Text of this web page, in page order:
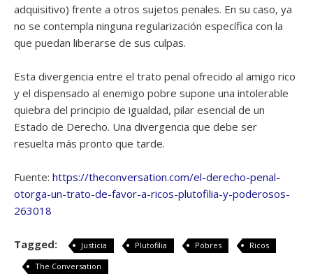
adquisitivo) frente a otros sujetos penales. En su caso, ya
no se contempla ninguna regularización específica con la
que puedan liberarse de sus culpas.
Esta divergencia entre el trato penal ofrecido al amigo rico
y el dispensado al enemigo pobre supone una intolerable
quiebra del principio de igualdad, pilar esencial de un
Estado de Derecho. Una divergencia que debe ser
resuelta más pronto que tarde.
Fuente: https://theconversation.com/el-derecho-penal-
otorga-un-trato-de-favor-a-ricos-plutofilia-y-poderosos-
263018
Tagged: Justicia Plutofilia Pobres
Ricos
The Conversation